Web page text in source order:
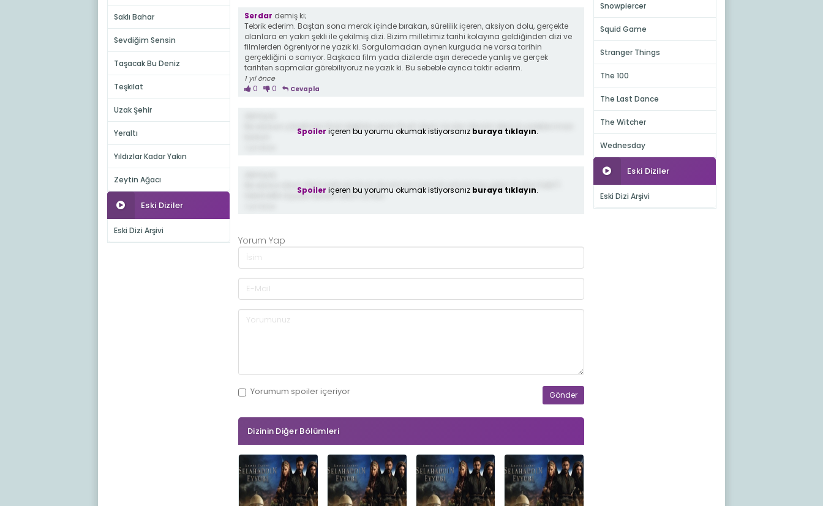
Saklı Bahar
Sevdiğim Sensin
Taşacak Bu Deniz
Teşkilat
Uzak Şehir
Yeraltı
Yıldızlar Kadar Yakın
Zeytin Ağacı
Eski Diziler
Eski Dizi Arşivi
Serdar demiş ki;
Tebrik ederim. Baştan sona merak içinde bırakan, sürelilik içeren, aksiyon dolu, gerçekte
olanlara en yakın şekli ile çekilmiş dizi. Bizim milletimiz tarihi kolayına geldiğinden dizi ve
filmlerden ögreniyor ne yazık ki. Sorgulamadan aynen kurguda ne varsa tarihin
gerçekliğini o sanıyor. Başkaca film yada dizilerde aşırı derecede yanlış ve gerçek
tarihten sapmalar görebiliyoruz ne yazık ki. Bu sebeble ayrıca taktir ederim.
1 yıl önce
0 0 Cevapla
Ne olursun yönetmen final değilde sezon finali deyin ne olur devam etsin ki yürekler iman
Spoiler içeren bu yorumu okumak istiyorsanız buraya tıklayın.
Ne olursa olsun Allah katında final olmaması lazımdı zulme karşı gelen Kudüs Fatih"i
Selahattin Eyyubi devam etsin ne olur
Spoiler içeren bu yorumu okumak istiyorsanız buraya tıklayın.
Yorum Yap
Yorumum spoileriçeriyor
Dizinin Diğer Bölümleri
Snowpiercer
Squid Game
Stranger Things
The 100
The Last Dance
The Witcher
Wednesday
Eski Diziler
Eski Dizi Arşivi